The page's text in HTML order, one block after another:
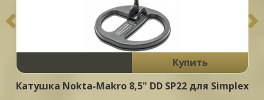
Купить
Катушка Nokta-Makro 8,5" DD SP22 для Simplex